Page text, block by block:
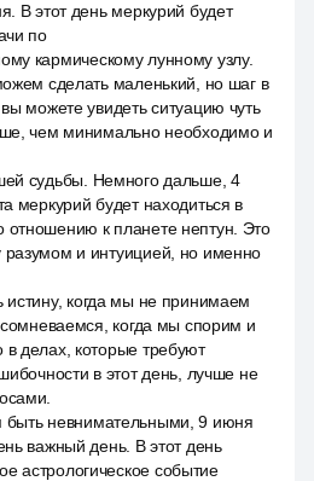
В этот день меркурий будет
по
кармическому лунному узлу.
сделать маленький, но шаг в
можете увидеть ситуацию чуть
чем минимально необходимо и
судьбы. Немного дальше, 4
меркурий будет находиться в
отношению к планете нептун. Это
разумом и интуицией, но именно
истину, когда мы не принимаем
когда мы спорим и
делах, которые требуют
в этот день, лучше не
невнимательными, 9 июня
важный день. В этот день
астрологическое событие